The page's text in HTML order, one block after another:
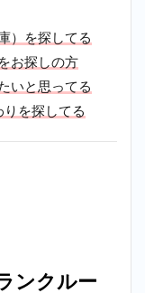
）を探してる
お探しの方
いと思ってる
を探してる
ンクルー